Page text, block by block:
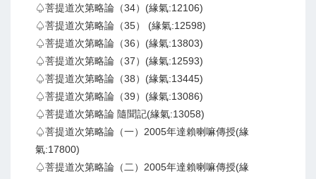
♤菩提道次第略論（34）(緣氣:12106)
♤菩提道次第略論（35） (緣氣:12598)
♤菩提道次第略論（36）(緣氣:13803)
♤菩提道次第略論（37）(緣氣:12593)
♤菩提道次第略論（38）(緣氣:13445)
♤菩提道次第略論（39）(緣氣:13086)
♤菩提道次第略論 隨聞記(緣氣:13058)
♤菩提道次第略論（一）2005年達賴喇嘛傳授(緣
氣:17800)
♤菩提道次第略論（二）2005年達賴喇嘛傳授(緣